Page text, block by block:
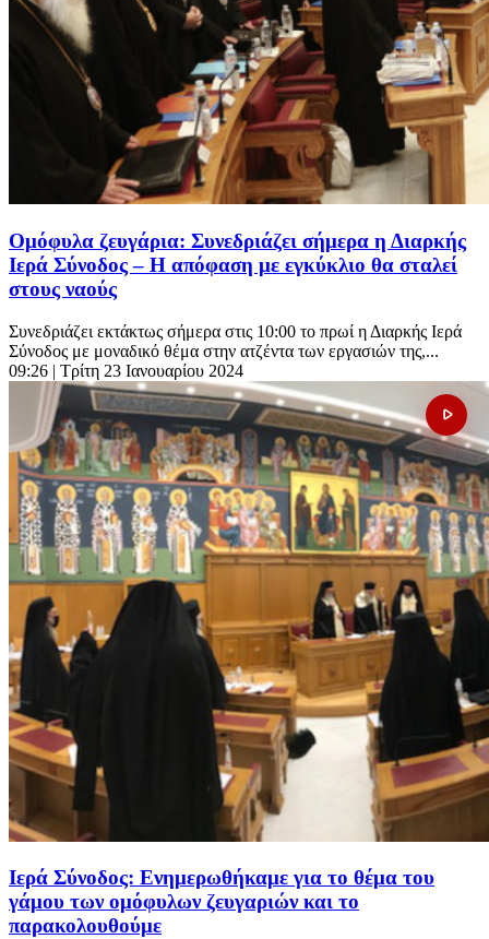
Ομόφυλα ζευγάρια: Συνεδριάζει σήμερα η Διαρκής
Ιερά Σύνοδος – Η απόφαση με εγκύκλιο θα σταλεί
στους ναούς
Συνεδριάζει εκτάκτως σήμερα στις 10:00 το πρωί η Διαρκής Ιερά
Σύνοδος με μοναδικό θέμα στην ατζέντα των εργασιών της,...
09:26 | Τρίτη 23 Ιανουαρίου 2024
Ιερά Σύνοδος: Ενημερωθήκαμε για το θέμα του
γάμου των ομόφυλων ζευγαριών και το
παρακολουθούμε